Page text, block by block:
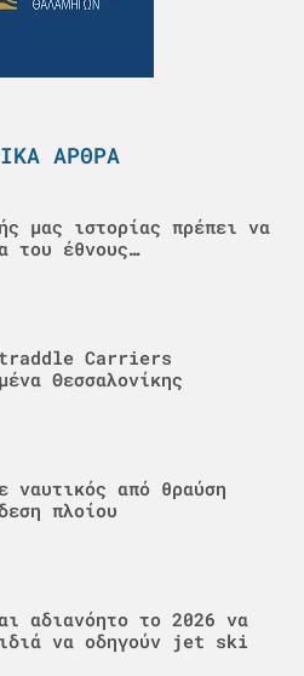
ΆΡΘΡΑ
μας ιστορίας πρέπει να
του έθνους…
Carriers
Θεσσαλονίκης
ναυτικός από θραύση
πλοίου
αδιανόητο το 2026 να
να οδηγούν jet ski